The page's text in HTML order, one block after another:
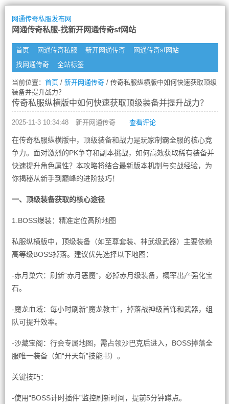
网通传奇私服发布网
网通传奇私服-找新开网通传奇sf网站
首页 网通传奇私服 新开网通传奇
网通传奇sf网站
找网通传奇
全站标签
当前位置： 首页/ 新开网通传奇/ 传奇私服纵横版中如何快速获取顶级
装备并提升战力？
传奇私服纵横版中如何快速获取顶级装备并提升战力？
2025-11-3 10:34:48 新开网通传奇 查看评论
在传奇私服纵横版中，顶级装备和战力是玩家制霸全服的核心竞
争力。面对激烈的PK争夺和副本挑战，如何高效获取稀有装备并
快速提升角色属性？本攻略将结合最新版本机制与实战经验，为
你揭秘从新手到巅峰的进阶技巧！
一、顶级装备获取的核心途径
1.BOSS爆装：精准定位高阶地图
私服纵横版中，顶级装备（如至尊套装、神武级武器）主要依赖
高等级BOSS掉落。建议优先选择以下地图：
-赤月巢穴：刷新“赤月恶魔”，必掉赤月级装备，概率出产强化宝
石。
-魔龙血域：每小时刷新“魔龙教主”，掉落战神级首饰和武器，组
队可提升效率。
-沙藏宝阁：行会专属地图，需占领沙巴克后进入，BOSS掉落全
服唯一装备（如“开天斩”技能书）。
关键技巧：
-使用“BOSS计时插件”监控刷新时间，提前5分钟蹲点。